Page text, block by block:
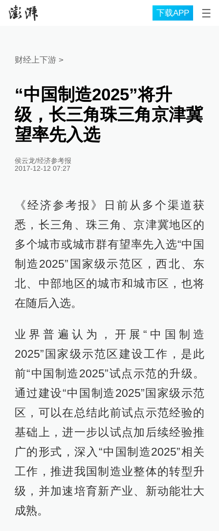
下载APP
财经上下游 >
“中国制造2025”将升
级，长三角珠三角京津冀
望率先入选
侯云龙/经济参考报
2017-12-12 07:27
《经济参考报》日前从多个渠道获
悉，长三角、珠三角、京津冀地区的
多个城市或城市群有望率先入选“中国
制造2025”国家级示范区，西北、东
北、中部地区的城市和城市区，也将
在随后入选。
业界普遍认为，开展“中国制造
2025”国家级示范区建设工作，是此
前“中国制造2025”试点示范的升级。
通过建设“中国制造2025”国家级示范
区，可以在总结此前试点示范经验的
基础上，进一步以试点加后续经验推
广的形式，深入“中国制造2025”相关
工作，推进我国制造业整体的转型升
级，并加速培育新产业、新动能壮大
成熟。